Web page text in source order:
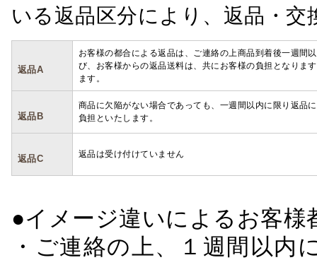
いる返品区分により、返品・
返品A
お客様の都合による返品は、ご連絡の上商品到着後一週間
び、お客様からの返品送料は、共にお客様の負担となりま
ます。
返品B
商品に欠陥がない場合であっても、一週間以内に限り返品
負担といたします。
返品C 返品は受け付けていません
●イメージ違いによるお客
・ご連絡の上、１週間以